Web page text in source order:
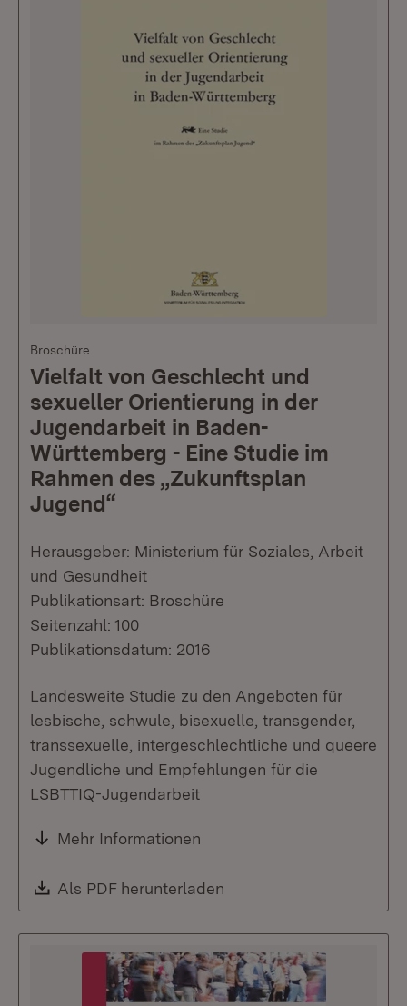
Broschüre
Vielfalt von Geschlecht und
sexueller Orientierung in der
Jugendarbeit in Baden-
Württemberg - Eine Studie im
Rahmen des „Zukunftsplan
Jugend“
Herausgeber: Ministerium für Soziales, Arbeit
und Gesundheit
Publikationsart: Broschüre
Seitenzahl: 100
Publikationsdatum: 2016
Landesweite Studie zu den Angeboten für
lesbische, schwule, bisexuelle, transgender,
transsexuelle, intergeschlechtliche und queere
Jugendliche und Empfehlungen für die
LSBTTIQ-Jugendarbeit
Mehr Informationen
Download:
Als PDF herunterladen